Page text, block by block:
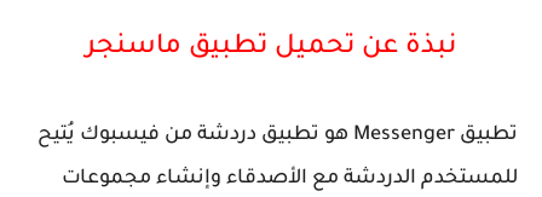
نبذة عن تحميل تطبيق ماسنجر
تطبيق Messenger هو تطبيق دردشة من فيسبوك يُتيح
للمستخدم الدردشة مع الأصدقاء وإنشاء مجموعات